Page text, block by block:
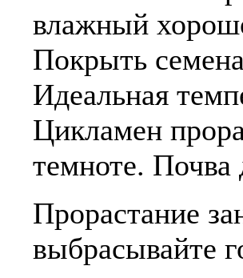
влажный
Покрыть
Идеальная
Цикламен
темноте. Почва
Прорастание
выбрасывайте